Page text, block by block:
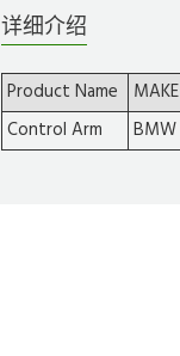
详细介绍
Product Name MAKE
Control Arm
BMW